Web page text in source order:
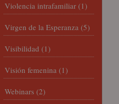
Violencia intrafamiliar (1)
Virgen de la Esperanza (5)
Visibilidad (1)
Visión femenina (1)
Webinars (2)